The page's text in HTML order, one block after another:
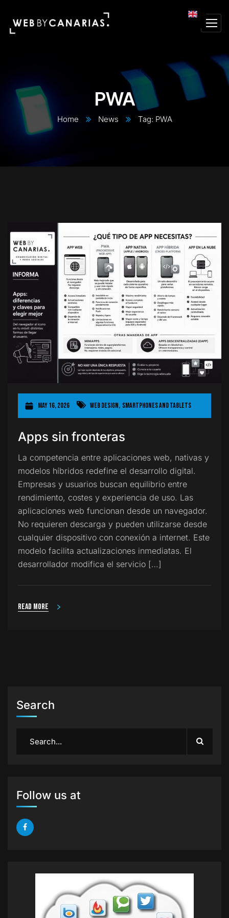
PWA
Home News Tag: PWA
May 16, 2026 Web Design, Smartphones and Tablets
Apps sin fronteras
La competencia entre aplicaciones web, nativas y
modelos híbridos redefine el desarrollo digital.
Empresas y usuarios buscan equilibrio entre
rendimiento, costes y experiencia de uso. Las
aplicaciones web funcionan desde un navegador.
No requieren descarga y pueden utilizarse desde
cualquier dispositivo con conexión a internet. Este
modelo facilita actualizaciones inmediatas. El
desarrollador modifica el servicio […]
Read more
Search
Follow us at